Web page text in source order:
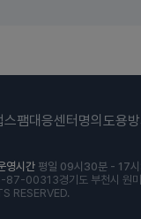
스팸대응센터 명의도용
영시간 평일 09시30분 - 17
87-00313경기도 부천시 원
RESERVED.